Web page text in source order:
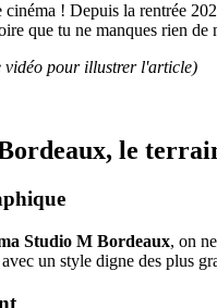
! Depuis la rentrée
que tu ne manques rien
vidéo pour illustrer l'article)
le
Studio M Bordeaux, on
un style digne des plus